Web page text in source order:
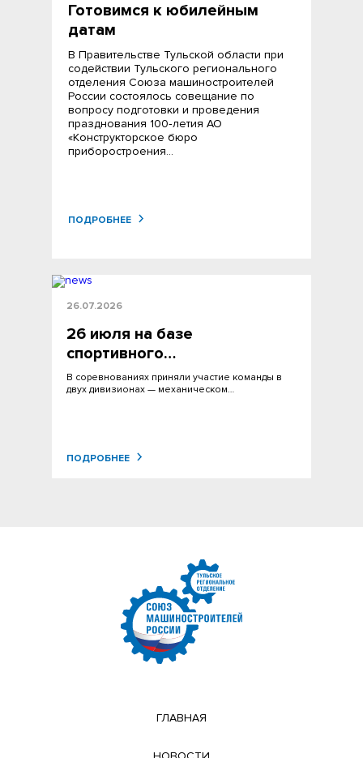
Готовимся к юбилейным
датам
В Правительстве Тульской области при
содействии Тульского регионального
отделения Союза машиностроителей
России состоялось совещание по
вопросу подготовки и проведения
празднования 100‑летия АО
«Конструкторское бюро
приборостроения…
ПОДРОБНЕЕ
26.07.2026
26 июля на базе
спортивного…
В соревнованиях приняли участие команды в
двух дивизионах — механическом…
ПОДРОБНЕЕ
ГЛАВНАЯ